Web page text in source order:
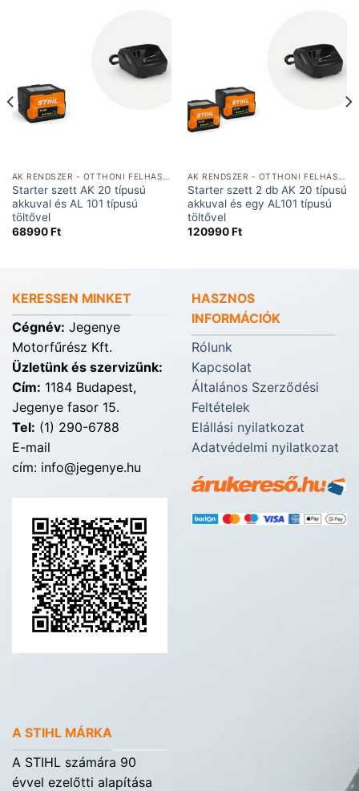
Starter szett AK 20 típusú
akkuval és AL 101 típusú
töltővel
68990Ft
Starter szett 2 db AK 20 típusú
akkuval és egy AL101 típusú
töltővel
120990Ft
KERESSEN MINKET
Cégnév: Jegenye
Motorfűrész Kft.
Üzletünk és szervizünk:
Cím: 1184 Budapest,
Jegenye fasor 15.
Tel: (1) 290-6788
E-mail
cím: info@jegenye.hu
HASZNOS
INFORMÁCIÓK
Rólunk
Kapcsolat
Általános Szerződési
Feltételek
Elállási nyilatkozat
Adatvédelmi nyilatkozat
A STIHL MÁRKA
A STIHL számára 90
évvel ezelőtti alapítása